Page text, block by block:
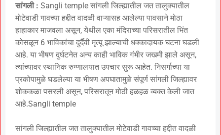
सांगली : Sangli temple सांगली जिल्ह्यातील जत तालुक्यातील
मोटेवाडी गावच्या हद्दीत वादळी वाऱ्यासह आलेल्या पावसाने मोठा
हाहाकार माजवला असून, येथील एका मंदिराच्या परिसरातील भिंत
कोसळून 6 भाविकांचा दुर्दैवी मृत्यू झाल्याची धक्कादायक घटना घडली
आहे. या भीषण दुर्घटनेत अन्य काही भाविक गंभीर जखमी झाले असून,
त्यांच्यावर स्थानिक रुग्णालयात उपचार सुरू आहेत. निसर्गाच्या या
प्रकोपामुळे घडलेल्या या भीषण अपघातामुळे संपूर्ण सांगली जिल्ह्यावर
शोककळा पसरली असून, परिसरातून मोठी हळहळ व्यक्त केली जात
आहे.Sangli temple
सांगली जिल्ह्यातील जत तालुक्यातील मोटेवाडी गावच्या हद्दीत वादळी